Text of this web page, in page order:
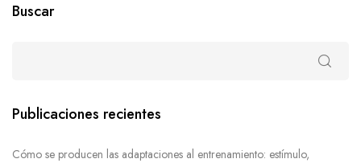
Buscar
Publicaciones recientes
Cómo se producen las adaptaciones al entrenamiento: estímulo,